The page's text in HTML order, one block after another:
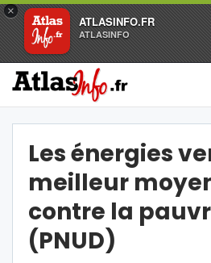
×
ATLASINFO.FR
ATLASINFO
Les énergies
meilleur
contre la
(PNUD)